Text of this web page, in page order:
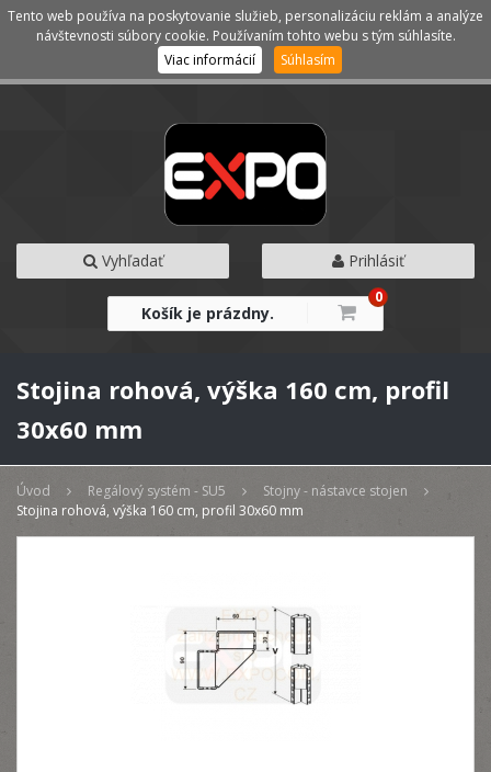
Kategórie Menu
Vyhľadať Prihlásiť
Košík je prázdny.
0
Stojina rohová, výška 160 cm, profil
30x60 mm
Úvod Regálový systém - SU5
Stojny - nástavce stojen
Stojina rohová, výška 160 cm, profil 30x60 mm
Tento web používa na poskytovanie služieb, personalizáciu reklám a analýze
návštevnosti súbory cookie. Používaním tohto webu s tým súhlasíte.
Viac informácií
Súhlasím